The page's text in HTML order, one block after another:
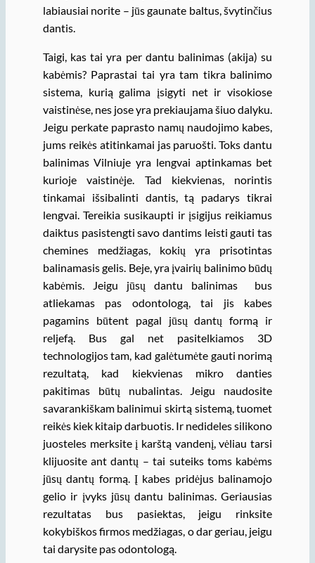
labiausiai norite – jūs gaunate baltus, švytinčius
dantis.
Taigi, kas tai yra per dantu balinimas (akija) su
kabėmis? Paprastai tai yra tam tikra balinimo
sistema, kurią galima įsigyti net ir visokiose
vaistinėse, nes jose yra prekiaujama šiuo dalyku.
Jeigu perkate paprasto namų naudojimo kabes,
jums reikės atitinkamai jas paruošti. Toks dantu
balinimas Vilniuje yra lengvai aptinkamas bet
kurioje vaistinėje. Tad kiekvienas, norintis
tinkamai išsibalinti dantis, tą padarys tikrai
lengvai. Tereikia susikaupti ir įsigijus reikiamus
daiktus pasistengti savo dantims leisti gauti tas
chemines medžiagas, kokių yra prisotintas
balinamasis gelis. Beje, yra įvairių balinimo būdų
kabėmis. Jeigu jūsų dantu balinimas bus
atliekamas pas odontologą, tai jis kabes
pagamins būtent pagal jūsų dantų formą ir
reljefą. Bus gal net pasitelkiamos 3D
technologijos tam, kad galėtumėte gauti norimą
rezultatą, kad kiekvienas mikro danties
pakitimas būtų nubalintas. Jeigu naudosite
savarankiškam balinimui skirtą sistemą, tuomet
reikės kiek kitaip darbuotis. Ir nedideles silikono
juosteles merksite į karštą vandenį, vėliau tarsi
klijuosite ant dantų – tai suteiks toms kabėms
jūsų dantų formą. Į kabes pridėjus balinamojo
gelio ir įvyks jūsų dantu balinimas. Geriausias
rezultatas bus pasiektas, jeigu rinksite
kokybiškos firmos medžiagas, o dar geriau, jeigu
tai darysite pas odontologą.